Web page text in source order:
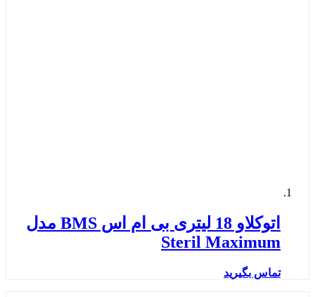
اتوکلاو 18 لیتری بی ام اس BMS مدل
Steril Maximum
تماس بگیرید